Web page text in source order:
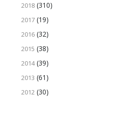
2018 (310)
2017 (19)
2016 (32)
2015 (38)
2014(39)
2013 (61)
2012 (30)